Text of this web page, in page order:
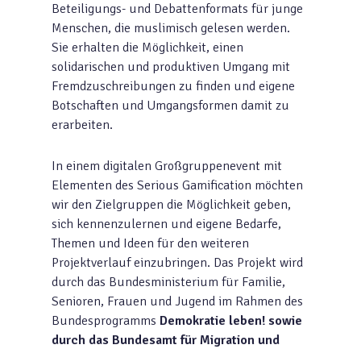
Beteiligungs- und Debattenformats für junge
Menschen, die muslimisch gelesen werden.
Sie erhalten die Möglichkeit, einen
solidarischen und produktiven Umgang mit
Fremdzuschreibungen zu finden und eigene
Botschaften und Umgangsformen damit zu
erarbeiten.
In einem digitalen Großgruppenevent mit
Elementen des Serious Gamification möchten
wir den Zielgruppen die Möglichkeit geben,
sich kennenzulernen und eigene Bedarfe,
Themen und Ideen für den weiteren
Projektverlauf einzubringen. Das Projekt wird
durch das Bundesministerium für Familie,
Senioren, Frauen und Jugend im Rahmen des
Bundesprogramms Demokratie leben! sowie
durch das Bundesamt für Migration und